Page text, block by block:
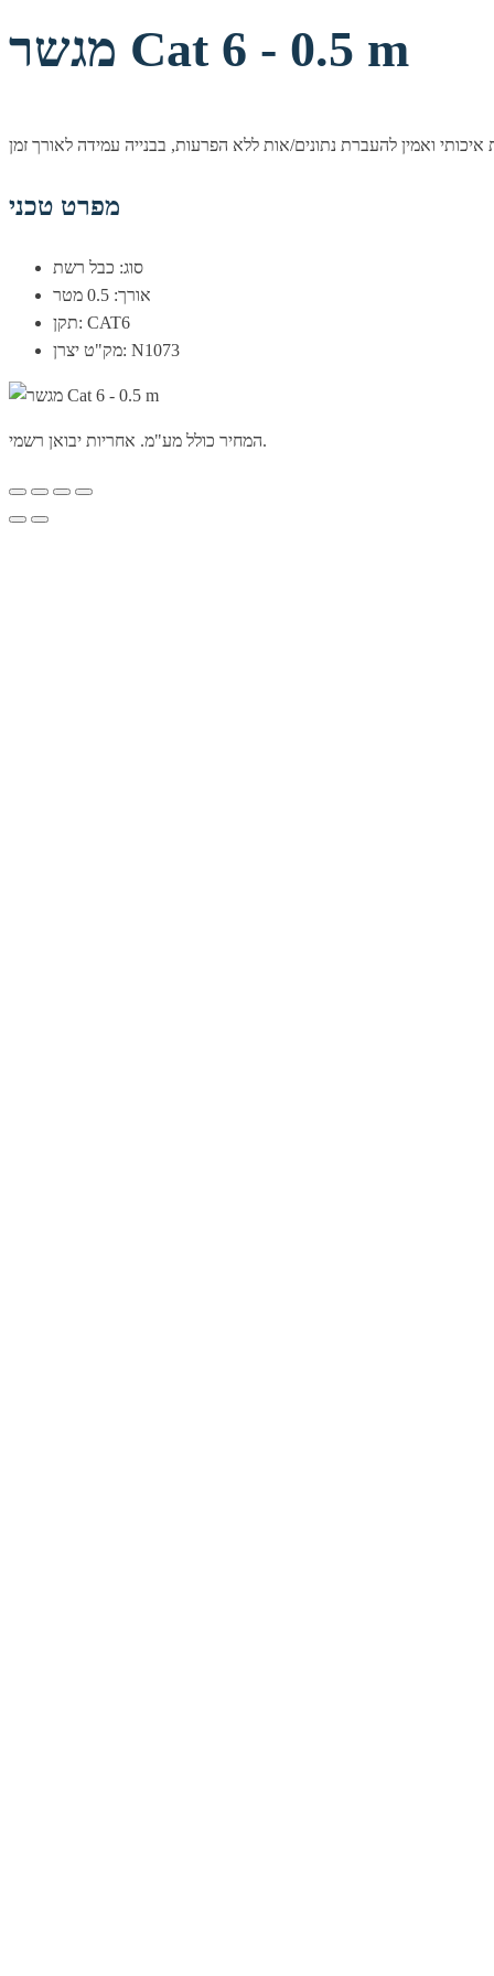
מגשר Cat 6 - 0.5 m
מפרט טכני
סוג: כבל רשת
אורך: 0.5 מטר
תקן: CAT6
מק"ט יצרן: N1073
המחיר כולל מע"מ. אחריות יבואן רשמי.